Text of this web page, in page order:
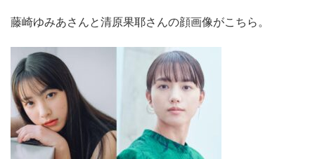
藤崎ゆみあさんと清原果耶さんの顔画像がこちら。